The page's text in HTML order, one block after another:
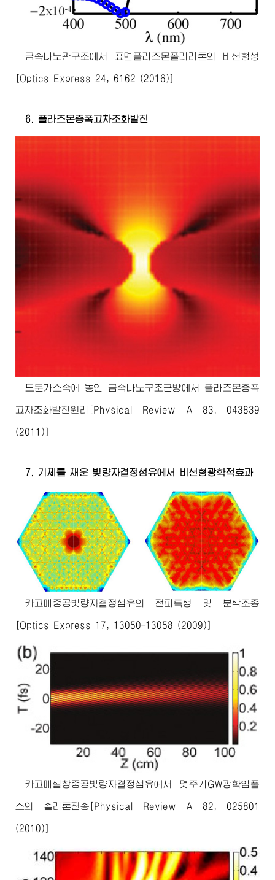
금속나노관구조에서 표면플라즈몬폴라리톤의 비선형성
[Optics Express 24, 6162 (2016)]
6. 플라즈몬증폭고차조화발진
드문가스속에 놓인 금속나노구조근방에서 플라즈몬증폭
고차조화발진원리[Physical Review A 83, 043839
(2011)]
7. 기체를 채운 빛량자결정섬유에서 비선형광학적효과
카고메중공빛량자결정섬유의 전파특성 및 분삭조종
[Optics Express 17, 13050-13058 (2009)]
카고메살창중공빛량자결정섬유에서 몇주기GW광학임풀
스의 솔리톤전송[Physical Review A 82, 025801
(2010)]